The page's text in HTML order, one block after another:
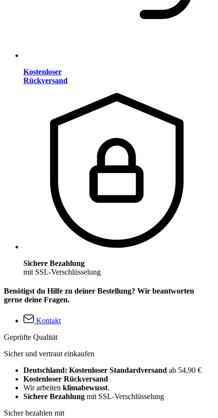
Kostenloser
Rückversand
Sichere Bezahlung
mit SSL-Verschlüsselung
Benötigst du Hilfe zu deiner Bestellung? Wir beantworten
gerne deine Fragen.
Kontakt
Geprüfte Qualität
Sicher und vertraut einkaufen
Deutschland: Kostenloser Standardversand ab 54,90 €
Kostenloser Rückversand
Wir arbeiten klimabewusst.
Sichere Bezahlung mit SSL-Verschlüsselung
Sicher bezahlen mit